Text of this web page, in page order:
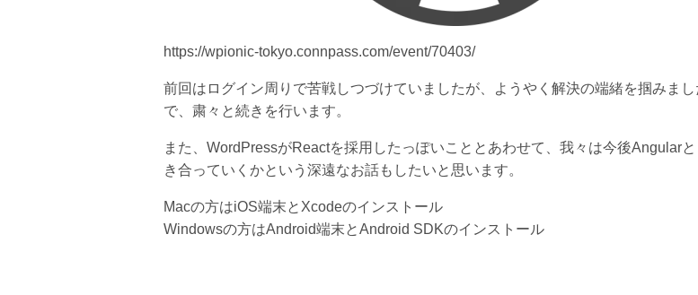
https://wpionic-tokyo.connpass.com/event/70403/
前回はログイン周りで苦戦しつづけていましたが、ようやく解決の端緒を掴みま
で、粛々と続きを行います。
また、WordPressがReactを採用したっぽいこととあわせて、我々は今後Angularと
き合っていくかという深遠なお話もしたいと思います。
Macの方はiOS端末とXcodeのインストール
Windowsの方はAndroid端末とAndroid SDKのインストール